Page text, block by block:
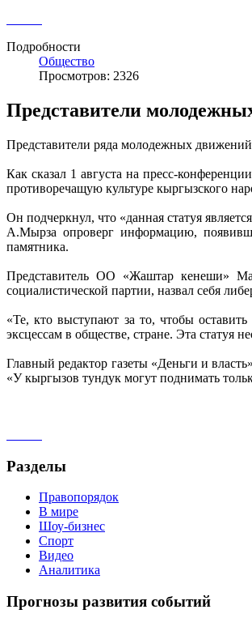
Подробности
Общество
Просмотров: 2326
Представители
Представители ряда молодежных
Как сказал 1 августа на пресс-
противоречащую культуре кыргызского
Он подчеркнул, что «данная статуя
А.Мырза опроверг информацию,
памятника.
Представитель ОО «Жаштар кенеши»
социалистической партии, назвал себя
«Те, кто выступают за то, чтобы
эксцессам в обществе, стране. Эта статуя
Главный редактор газеты «Деньги и
«У кыргызов тундук могут поднимать
Разделы
Правопорядок
В мире
Шоу-бизнес
Спорт
Видео
Аналитика
Прогнозы развития событий